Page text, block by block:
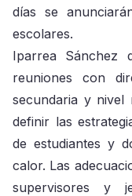
días se
escolares.
Iparrea Sánchez
reuniones con
secundaria y nivel
definir las
de estudiantes y
calor. Las
supervisores y